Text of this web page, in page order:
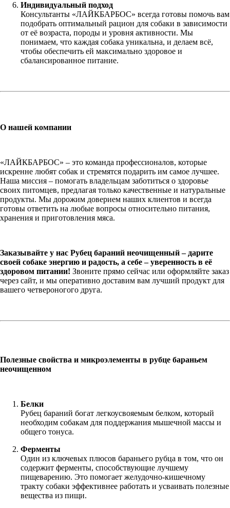
Индивидуальный подход
Консультанты «ЛАЙКБАРБОС» всегда готовы помочь вам
подобрать оптимальный рацион для собаки в зависимости
от её возраста, породы и уровня активности. Мы
понимаем, что каждая собака уникальна, и делаем всё,
чтобы обеспечить ей максимально здоровое и
сбалансированное питание.
О нашей компании
«ЛАЙКБАРБОС» – это команда профессионалов, которые
искренне любят собак и стремятся подарить им самое лучшее.
Наша миссия – помогать владельцам заботиться о здоровье
своих питомцев, предлагая только качественные и натуральные
продукты. Мы дорожим доверием наших клиентов и всегда
готовы ответить на любые вопросы относительно питания,
хранения и приготовления мяса.
Заказывайте у нас Рубец бараний неочищенный – дарите
своей собаке энергию и радость, а себе – уверенность в её
здоровом питании! Звоните прямо сейчас или оформляйте заказ
через сайт, и мы оперативно доставим вам лучший продукт для
вашего четвероногого друга.
Полезные свойства и микроэлементы в рубце бараньем
неочищенном
Белки
Рубец бараний богат легкоусвояемым белком, который
необходим собакам для поддержания мышечной массы и
общего тонуса.
Ферменты
Один из ключевых плюсов бараньего рубца в том, что он
содержит ферменты, способствующие лучшему
пищеварению. Это помогает желудочно-кишечному
тракту собаки эффективнее работать и усваивать полезные
вещества из пищи.